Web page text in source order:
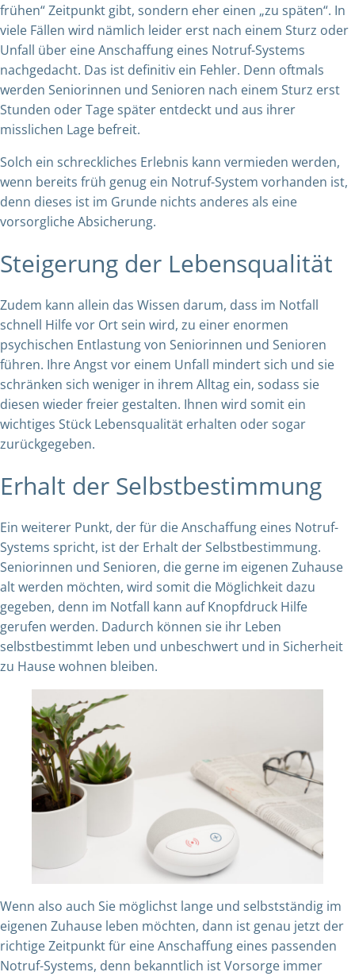
frühen“ Zeitpunkt gibt, sondern eher einen „zu späten“. In
viele Fällen wird nämlich leider erst nach einem Sturz oder
Unfall über eine Anschaffung eines Notruf-Systems
nachgedacht. Das ist definitiv ein Fehler. Denn oftmals
werden Seniorinnen und Senioren nach einem Sturz erst
Stunden oder Tage später entdeckt und aus ihrer
misslichen Lage befreit.
Solch ein schreckliches Erlebnis kann vermieden werden,
wenn bereits früh genug ein Notruf-System vorhanden ist,
denn dieses ist im Grunde nichts anderes als eine
vorsorgliche Absicherung.
Steigerung der Lebensqualität
Zudem kann allein das Wissen darum, dass im Notfall
schnell Hilfe vor Ort sein wird, zu einer enormen
psychischen Entlastung von Seniorinnen und Senioren
führen. Ihre Angst vor einem Unfall mindert sich und sie
schränken sich weniger in ihrem Alltag ein, sodass sie
diesen wieder freier gestalten. Ihnen wird somit ein
wichtiges Stück Lebensqualität erhalten oder sogar
zurückgegeben.
Erhalt der Selbstbestimmung
Ein weiterer Punkt, der für die Anschaffung eines Notruf-
Systems spricht, ist der Erhalt der Selbstbestimmung.
Seniorinnen und Senioren, die gerne im eigenen Zuhause
alt werden möchten, wird somit die Möglichkeit dazu
gegeben, denn im Notfall kann auf Knopfdruck Hilfe
gerufen werden. Dadurch können sie ihr Leben
selbstbestimmt leben und unbeschwert und in Sicherheit
zu Hause wohnen bleiben.
Wenn also auch Sie möglichst lange und selbstständig im
eigenen Zuhause leben möchten, dann ist genau jetzt der
richtige Zeitpunkt für eine Anschaffung eines passenden
Notruf-Systems, denn bekanntlich ist Vorsorge immer